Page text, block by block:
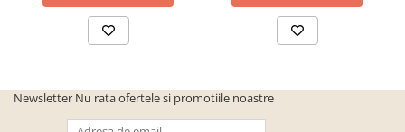
Seturi mobilier birou complet
Camera copiilor
Canapele copii
Newsletter Nu rata ofertele si promotiile noastre